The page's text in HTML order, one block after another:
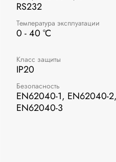
RS232
Температура эксплуатации
0 - 40 °C
Класс защиты
IP20
Безопасность
EN62040-1, EN62040-2,
EN62040-3